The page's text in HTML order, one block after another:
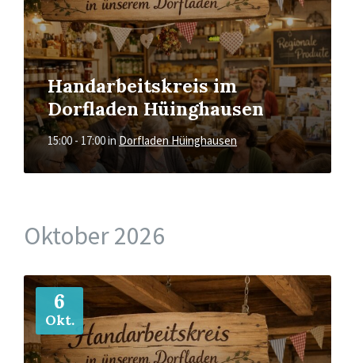
Handarbeitskreis im
Dorfladen Hüinghausen
15:00 - 17:00in Dorfladen Hüinghausen
Oktober 2026
6
Okt.
Mehr